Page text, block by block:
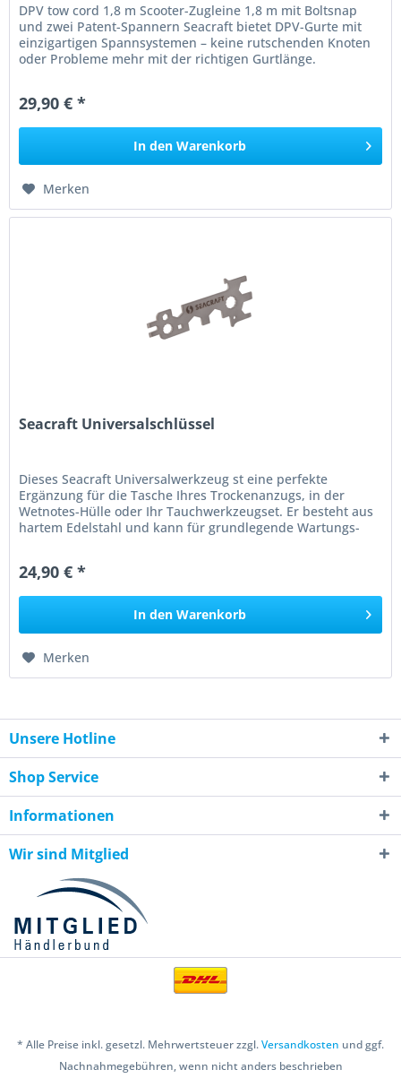
DPV tow cord 1,8 m Scooter-Zugleine 1,8 m mit Boltsnap
und zwei Patent-Spannern Seacraft bietet DPV-Gurte mit
einzigartigen Spannsystemen – keine rutschenden Knoten
oder Probleme mehr mit der richtigen Gurtlänge.
29,90 € *
In den Warenkorb
Merken
Seacraft Universalschlüssel
Dieses Seacraft Universalwerkzeug st eine perfekte
Ergänzung für die Tasche Ihres Trockenanzugs, in der
Wetnotes-Hülle oder Ihr Tauchwerkzeugset. Er besteht aus
hartem Edelstahl und kann für grundlegende Wartungs-
24,90 € *
In den Warenkorb
Merken
Unsere Hotline
Shop Service
Informationen
Wir sind Mitglied
* Alle Preise inkl. gesetzl. Mehrwertsteuer zzgl.Versandkosten und ggf.
Nachnahmegebühren, wenn nicht anders beschrieben